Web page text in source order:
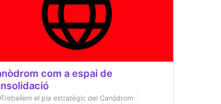
com a espai de
Treballem el pla estratègic del Canòdrom